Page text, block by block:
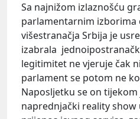
Sa najnižom izlaznošću
parlamentarnim izborima
višestranačja Srbija je
izabrala
legitimitet ne vjeruje čak
parlament se potom ne
Naposljetku se on
naprednjački reality